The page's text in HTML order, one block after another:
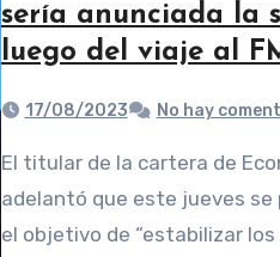
sería anunciada la
luego del viaje al
17/08/2023 No hay
El titular de la cartera de Economía, Sergio Massa,
adelantó que este jueves
el objetivo de “estabilizar